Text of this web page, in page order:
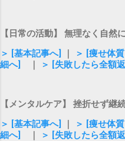
【日常の活動】 無理なく自然
＞ [基本記事へ]
＞ [痩せ体
細へ]
＞ [失敗したら全額
【メンタルケア】 挫折せず継
＞ [基本記事へ]
＞ [痩せ体
細へ]
＞ [失敗したら全額